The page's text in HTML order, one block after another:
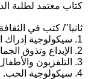
كتاب معتمد لطلبة
ثانيا"/ كتب في
1. سيكولوجية إدراك اللون والشكل.
2. الإبداع وتذوق الجمال.
3. التلفزيون والأطفال.
4. سيكولوجية الحب.